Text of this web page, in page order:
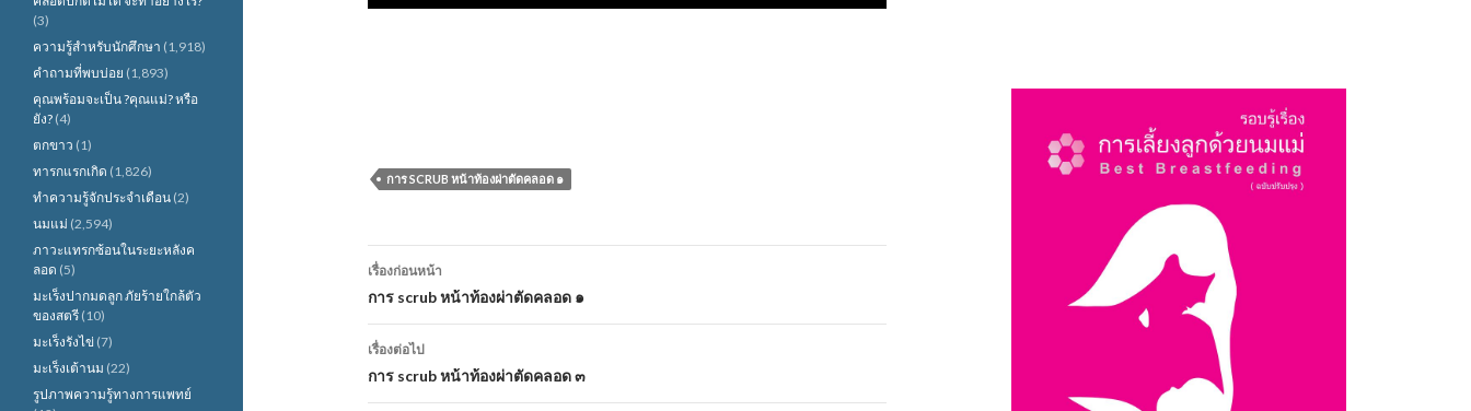
การ SCRUB หน้าท้องผ่าตัดคลอด ๑
เมนู
นำทาง
เรื่อง
เรื่องก่อนหน้า
การ scrub หน้าท้องผ่าตัดคลอด ๑
เรื่องต่อไป
การ scrub หน้าท้องผ่าตัดคลอด ๓
(3)
ความรู้สำหรับนักศึกษา (1,918)
คำถามที่พบบ่อย (1,893)
คุณพร้อมจะเป็น ?คุณแม่? หรือ
ยัง? (4)
ตกขาว (1)
ทารกแรกเกิด (1,826)
ทำความรู้จักประจำเดือน (2)
นมแม่ (2,594)
ภาวะแทรกซ้อนในระยะหลังค
ลอด (5)
มะเร็งปากมดลูก ภัยร้ายใกล้ตัว
ของสตรี (10)
มะเร็งรังไข่ (7)
มะเร็งเต้านม (22)
รูปภาพความรู้ทางการแพทย์